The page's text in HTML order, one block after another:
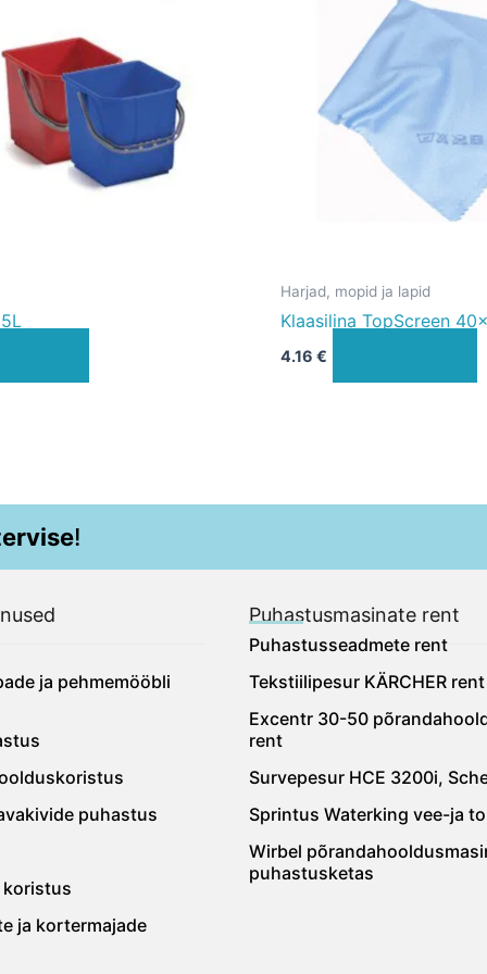
mitu
varianti.
Valikuid
saab
teha
tootelehel.
Harjad, mopid ja lapid
Klaasilina TopScreen
4.16 €
!
ja pehmemööbli
puhastus
koristus
ja kortermajade
Puhastusmasinate rent
Puhastusseadmete rent
Tekstiilipesur KÄRCHER rent
Excentr 30-50
rent
Survepesur HCE 3200i,
Sprintus Waterking vee-ja
Wirbel
puhastusketas